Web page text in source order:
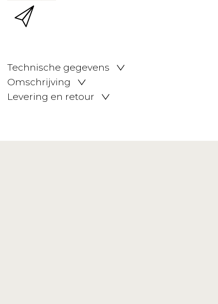
Technische gegevens
Omschrijving
Levering en retour